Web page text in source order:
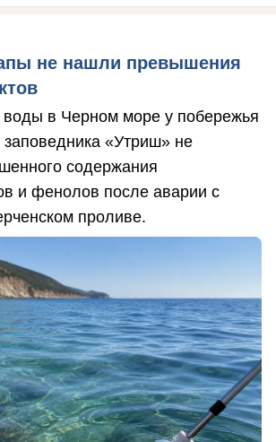
не нашли превышения
в Черном море у побережья
«Утриш» не
содержания
и фенолов после аварии с
проливе.